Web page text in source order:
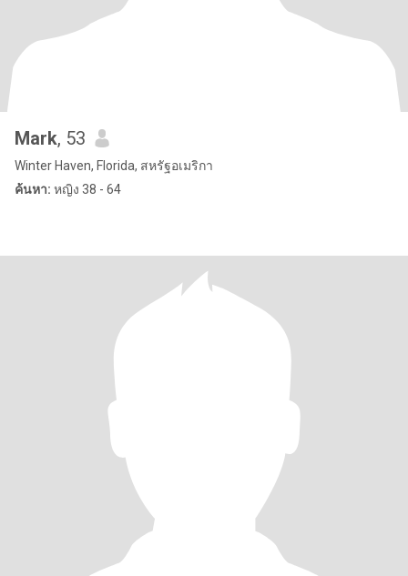
Mark, 53
Winter Haven, Florida, สหรัฐอเมริกา
ค้นหา: หญิง 38 - 64